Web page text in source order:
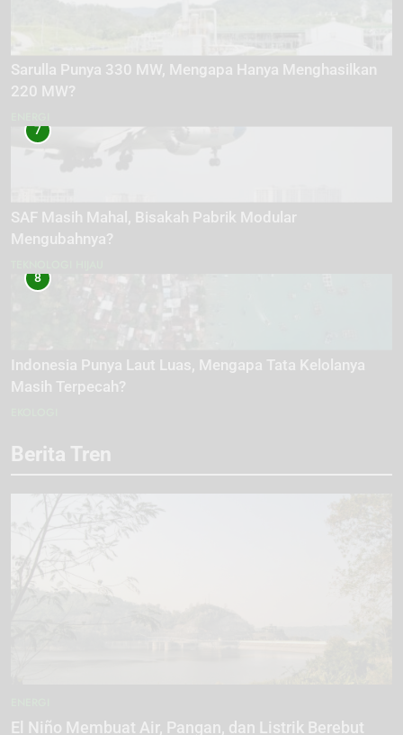
Sarulla Punya 330 MW, Mengapa Hanya Menghasilkan
220 MW?
7
SAF Masih Mahal, Bisakah Pabrik Modular
Mengubahnya?
8
Indonesia Punya Laut Luas, Mengapa Tata Kelolanya
Masih Terpecah?
Berita Tren
El Niño Membuat Air, Pangan, dan Listrik Berebut